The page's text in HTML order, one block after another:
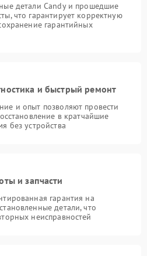
детали Candy и прошедшие
что гарантирует корректную
гарантийных
и быстрый ремонт
и опыт позволяют провести
в кратчайшие
без устройства
и запчасти
гарантия на
детали, что
неисправностей